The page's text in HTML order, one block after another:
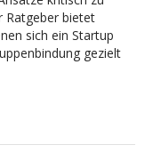
Ratgeber bietet
sich ein Startup
gezielt